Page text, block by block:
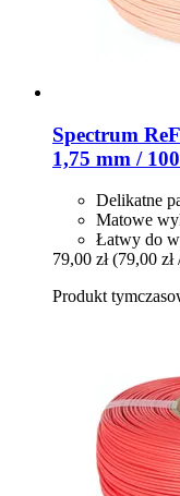
Spectrum
1,75 mm /
Delikatne
Matowe
Łatwy do
79,00 zł (79,00 zł
Produkt